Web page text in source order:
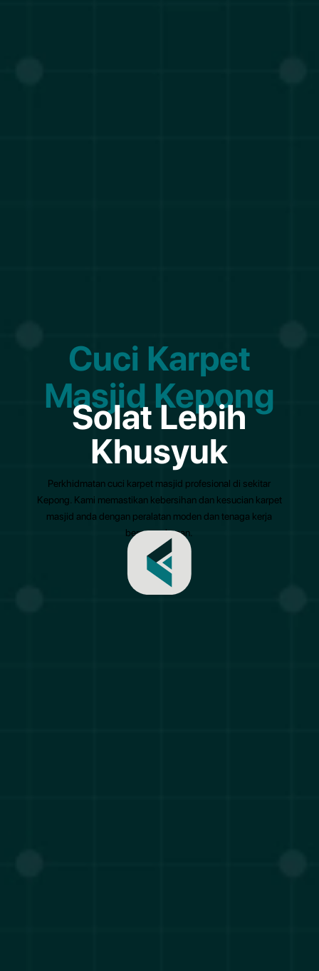
Cuci Karpet
Masjid Kepong
Solat Lebih
Khusyuk
Perkhidmatan cuci karpet masjid profesional di sekitar
Kepong. Kami memastikan kebersihan dan kesucian karpet
masjid anda dengan peralatan moden dan tenaga kerja
berpengalaman.